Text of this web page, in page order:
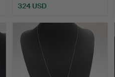
324 USD